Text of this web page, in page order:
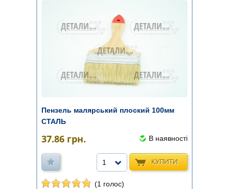
Пензель малярський плоский 100мм
СТАЛЬ
37.86 грн. В наявності
КУПИТИ
1
(1 голос)